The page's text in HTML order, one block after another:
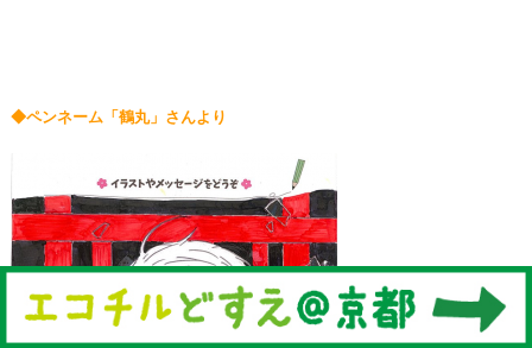
◆ペンネーム「鶴丸」さんより